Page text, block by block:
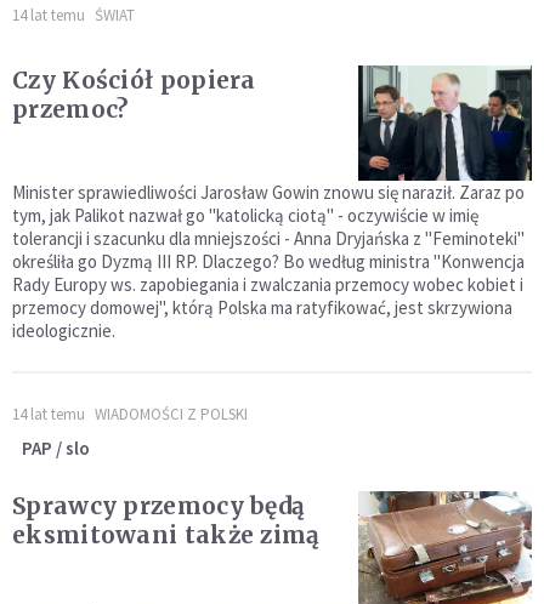
14 lat temu ŚWIAT
Czy Kościół popiera
przemoc?
Minister sprawiedliwości Jarosław Gowin znowu się naraził. Zaraz po
tym, jak Palikot nazwał go "katolicką ciotą" - oczywiście w imię
tolerancji i szacunku dla mniejszości - Anna Dryjańska z "Feminoteki"
określiła go Dyzmą III RP. Dlaczego? Bo według ministra "Konwencja
Rady Europy ws. zapobiegania i zwalczania przemocy wobec kobiet i
przemocy domowej", którą Polska ma ratyfikować, jest skrzywiona
ideologicznie.
14 lat temu WIADOMOŚCI Z POLSKI
PAP / slo
Sprawcy przemocy będą
eksmitowani także zimą